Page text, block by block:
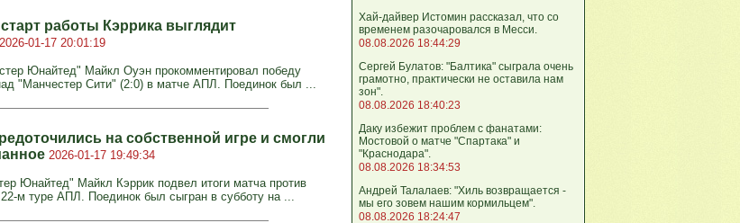
работы Кэррика выглядит
2026-01-17 20:01:19
Юнайтед" Майкл Оуэн прокомментировал победу
"Манчестер Сити" (2:0) в матче АПЛ. Поединок был ...
на собственной игре и смогли
2026-01-17 19:49:34
Юнайтед" Майкл Кэррик подвел итоги матча против
м туре АПЛ. Поединок был сыгран в субботу на ...
Хай-дайвер Истомин рассказал, что со
временем разочаровался в Месси.
08.08.2026 18:44:29
Сергей Булатов: "Балтика" сыграла очень
грамотно, практически не оставила нам
зон".
08.08.2026 18:40:23
Даку избежит проблем с фанатами:
Мостовой о матче "Спартака" и
"Краснодара".
08.08.2026 18:34:53
Андрей Талалаев: "Хиль возвращается -
мы его зовем нашим кормильцем".
08.08.2026 18:24:47